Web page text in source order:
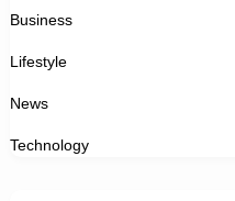
Business
Lifestyle
News
Technology